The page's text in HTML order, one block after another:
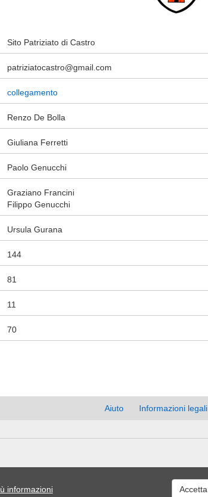
informazioni Accetta
Sito Patriziato di Castro
patriziatocastro@gmail.com
collegamento
Renzo De Bolla
Giuliana Ferretti
Paolo Genucchi
Graziano Francini
Filippo Genucchi
Ursula Gurana
144
81
11
70
Aiuto Informazioni legali